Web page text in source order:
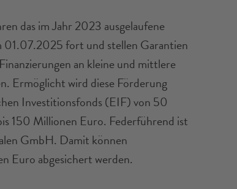
das im Jahr 2023 ausgelaufene
01.07.2025 fort und stellen Garantien
an kleine und mittlere
Ermöglicht wird diese Förderung
Investitionsfonds (EIF) von 50
150 Millionen Euro. Federführend ist
GmbH. Damit können
Euro abgesichert werden.